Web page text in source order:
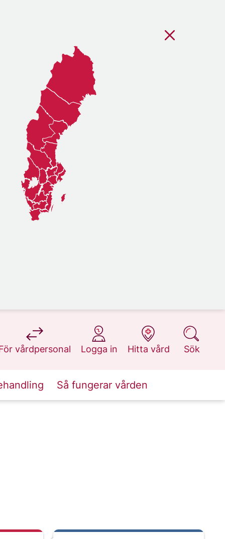
vårdpersonal
på 1177.se
Logga in
på 1177.se
Hitta vård
på 1177.se
Sök
på 1177.se
Så fungerar vården